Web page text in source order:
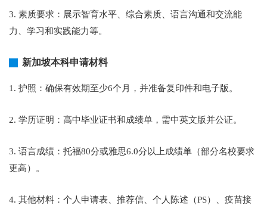
3. 素质要求：展示智育水平、综合素质、语言沟通和交流能
力、学习和实践能力等。
新加坡本科申请材料
1. 护照：确保有效期至少6个月，并准备复印件和电子版。
2. 学历证明：高中毕业证书和成绩单，需中英文版并公证。
3. 语言成绩：托福80分或雅思6.0分以上成绩单（部分名校要求
更高）。
4. 其他材料：个人申请表、推荐信、个人陈述（PS）、疫苗接